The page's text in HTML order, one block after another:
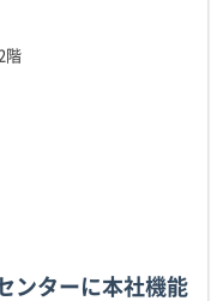
階
ンターに本社機能